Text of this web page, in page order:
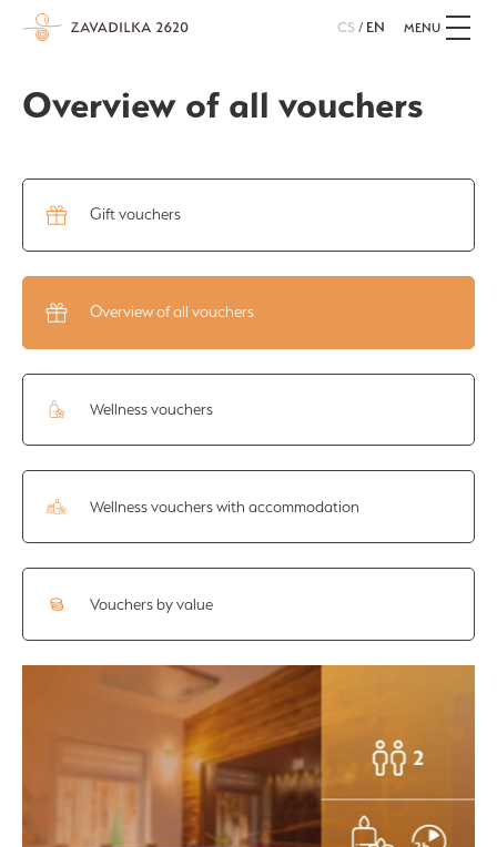
CS / EN MENU
Gift vouchers
Overview of all vouchers
Wellness vouchers
Wellness vouchers with accommodation
Vouchers by value
Overview of all vouchers